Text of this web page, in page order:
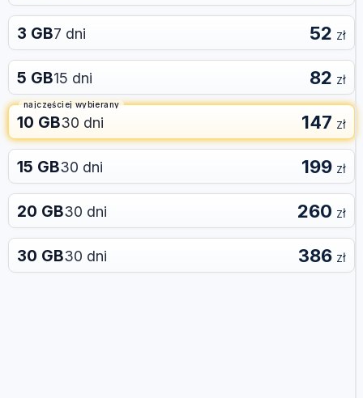
3 GB7 dni 52 zł
5 GB15 dni 82 zł
najczęściej wybierany
10 GB30 dni 147 zł
15 GB30 dni 199 zł
20 GB30 dni 260 zł
30 GB30 dni 386 zł